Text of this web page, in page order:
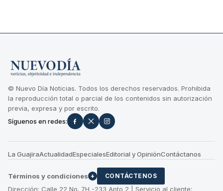
© Nuevo Día Noticias. Todos los derechos reservados. Prohibida
la reproducción total o parcial de los contenidos sin autorización
previa, expresa y por escrito.
Síguenos en redes:
La GuajiraActualidadEspecialesEditorial y OpiniónContáctanos
Términos y condiciones + CONTÁCTENOS
Dirección: Calle 22 No. 7H -233 Apto 2 | Servicio al cliente: